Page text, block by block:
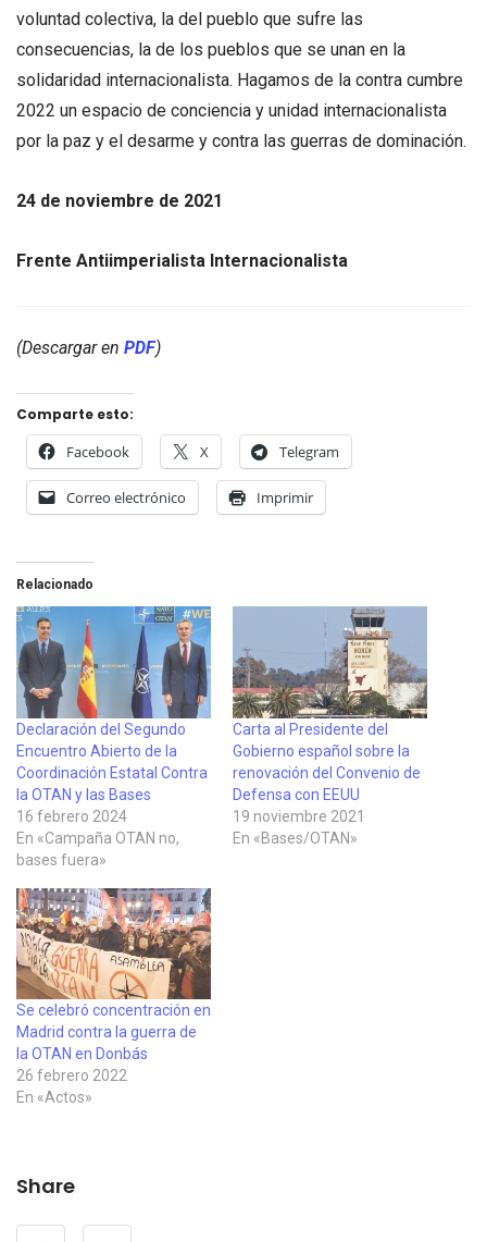
voluntad colectiva, la del pueblo que sufre las
consecuencias, la de los pueblos que se unan en la
solidaridad internacionalista. Hagamos de la contra cumbre
2022 un espacio de conciencia y unidad internacionalista
por la paz y el desarme y contra las guerras de dominación.
24 de noviembre de 2021
Frente Antiimperialista Internacionalista
(Descargar en PDF)
Comparte esto:
Facebook X Telegram
Correo electrónico Imprimir
Relacionado
Declaración del Segundo
Encuentro Abierto de la
Coordinación Estatal Contra
la OTAN y las Bases
16 febrero 2024
En «Campaña OTAN no,
bases fuera»
Carta al Presidente del
Gobierno español sobre la
renovación del Convenio de
Defensa con EEUU
19 noviembre 2021
En «Bases/OTAN»
Se celebró concentración en
Madrid contra la guerra de
la OTAN en Donbás
26 febrero 2022
En «Actos»
Share